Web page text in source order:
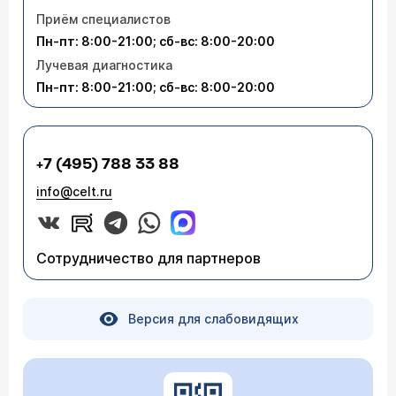
Приём специалистов
Пн-пт: 8:00-21:00; сб-вс: 8:00-20:00
Лучевая диагностика
Пн-пт: 8:00-21:00; сб-вс: 8:00-20:00
+7 (495) 788 33 88
info@celt.ru
Сотрудничество для партнеров
Версия для слабовидящих